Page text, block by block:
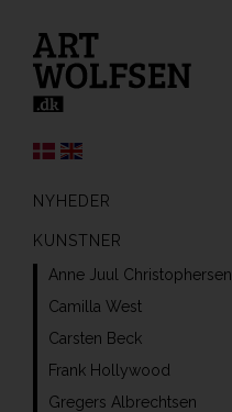
NYHEDER
KUNSTNER
Anne Juul Christophersen
Camilla West
Carsten Beck
Frank Hollywood
Gregers Albrechtsen